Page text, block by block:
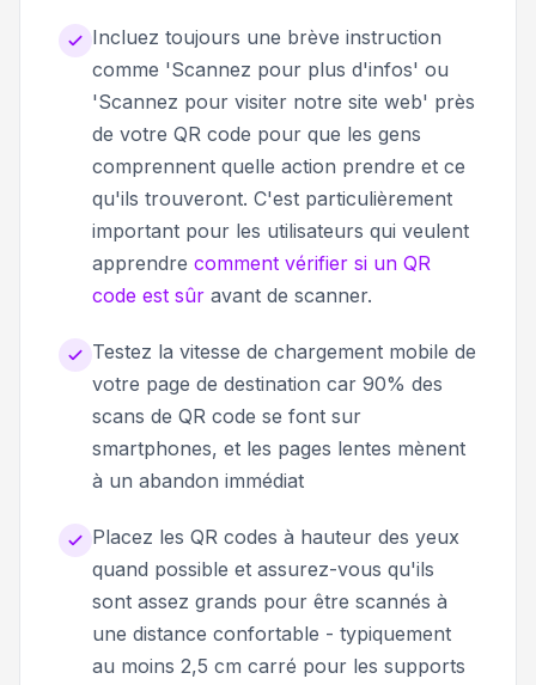
Incluez toujours une brève instruction
comme 'Scannez pour plus d'infos' ou
'Scannez pour visiter notre site web' près
de votre QR code pour que les gens
comprennent quelle action prendre et ce
qu'ils trouveront. C'est particulièrement
important pour les utilisateurs qui veulent
apprendre comment vérifier si un QR
code est sûr avant de scanner.
Testez la vitesse de chargement mobile de
votre page de destination car 90% des
scans de QR code se font sur
smartphones, et les pages lentes mènent
à un abandon immédiat
Placez les QR codes à hauteur des yeux
quand possible et assurez-vous qu'ils
sont assez grands pour être scannés à
une distance confortable - typiquement
au moins 2,5 cm carré pour les supports